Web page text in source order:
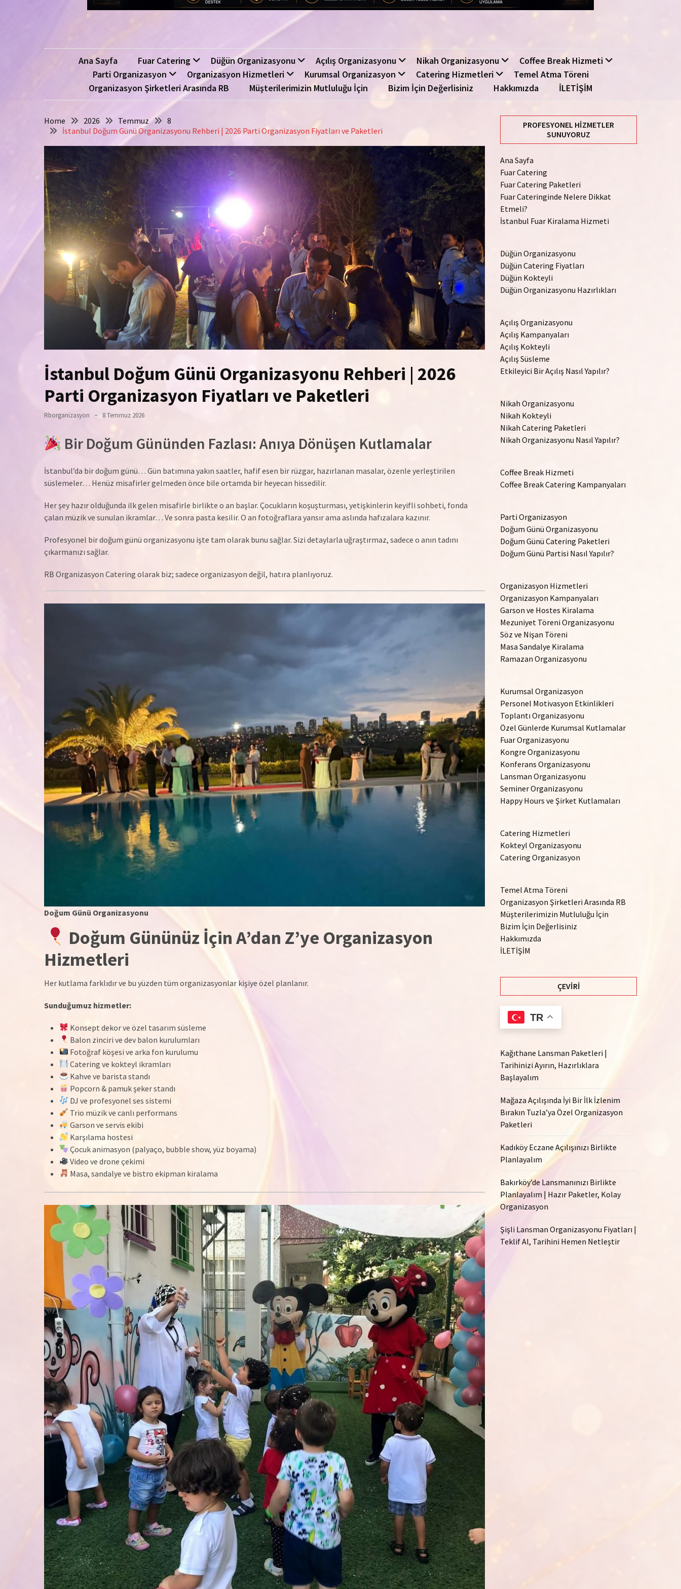
Ana Sayfa Fuar Catering Düğün Organizasyonu Açılış Organizasyonu Nikah Organizasyonu
Coffee Break Hizmeti
Parti Organizasyon
Organizasyon Hizmetleri Kurumsal Organizasyon Catering Hizmetleri
Temel Atma Töreni
Organizasyon Şirketleri Arasında RB
Müşterilerimizin Mutluluğu İçin Bizim İçin Değerlisiniz Hakkımızda İLETİŞİM
Home 2026 Temmuz
8
İstanbul Doğum Günü Organizasyonu Rehberi | 2026 Parti Organizasyon Fiyatları ve Paketleri
İstanbul Doğum Günü Organizasyonu Rehberi | 2026
Parti Organizasyon Fiyatları ve Paketleri
Rborganizasyon 8 Temmuz 2026
Bir Doğum Gününden Fazlası: Anıya Dönüşen Kutlamalar
İstanbul’da bir doğum günü… Gün batımına yakın saatler, hafif esen bir rüzgar, hazırlanan masalar, özenle yerleştirilen
süslemeler… Henüz misafirler gelmeden önce bile ortamda bir heyecan hissedilir.
Her şey hazır olduğunda ilk gelen misafirle birlikte o an başlar. Çocukların koşuşturması, yetişkinlerin keyifli sohbeti, fonda
çalan müzik ve sunulan ikramlar… Ve sonra pasta kesilir. O an fotoğraflara yansır ama aslında hafızalara kazınır.
Profesyonel bir doğum günü organizasyonu işte tam olarak bunu sağlar. Sizi detaylarla uğraştırmaz, sadece o anın tadını
çıkarmanızı sağlar.
RB Organizasyon Catering olarak biz; sadece organizasyon değil, hatıra planlıyoruz.
Doğum Günü Organizasyonu
Doğum Gününüz İçin A’dan Z’ye Organizasyon
Hizmetleri
Her kutlama farklıdır ve bu yüzden tüm organizasyonlar kişiye özel planlanır.
Sunduğumuz hizmetler:
Konsept dekor ve özel tasarım süsleme
Balon zinciri ve dev balon kurulumları
Fotoğraf köşesi ve arka fon kurulumu
Catering ve kokteyl ikramları
Kahve ve barista standı
Popcorn & pamuk şeker standı
DJ ve profesyonel ses sistemi
Trio müzik ve canlı performans
Garson ve servis ekibi
Karşılama hostesi
Çocuk animasyon (palyaço, bubble show, yüz boyama)
Video ve drone çekimi
Masa, sandalye ve bistro ekipman kiralama
PROFESYONEL HIZMETLER
SUNUYORUZ
Ana Sayfa
Fuar Catering
Fuar Catering Paketleri
Fuar Cateringinde Nelere Dikkat
Etmeli?
İstanbul Fuar Kiralama Hizmeti
Düğün Organizasyonu
Düğün Catering Fiyatları
Düğün Kokteyli
Düğün Organizasyonu Hazırlıkları
Açılış Organizasyonu
Açılış Kampanyaları
Açılış Kokteyli
Açılış Süsleme
Etkileyici Bir Açılış Nasıl Yapılır?
Nikah Organizasyonu
Nikah Kokteyli
Nikah Catering Paketleri
Nikah Organizasyonu Nasıl Yapılır?
Coffee Break Hizmeti
Coffee Break Catering Kampanyaları
Parti Organizasyon
Doğum Günü Organizasyonu
Doğum Günü Catering Paketleri
Doğum Günü Partisi Nasıl Yapılır?
Organizasyon Hizmetleri
Organizasyon Kampanyaları
Garson ve Hostes Kiralama
Mezuniyet Töreni Organizasyonu
Söz ve Nişan Töreni
Masa Sandalye Kiralama
Ramazan Organizasyonu
Kurumsal Organizasyon
Personel Motivasyon Etkinlikleri
Toplantı Organizasyonu
Özel Günlerde Kurumsal Kutlamalar
Fuar Organizasyonu
Kongre Organizasyonu
Konferans Organizasyonu
Lansman Organizasyonu
Seminer Organizasyonu
Happy Hours ve Şirket Kutlamaları
Catering Hizmetleri
Kokteyl Organizasyonu
Catering Organizasyon
Temel Atma Töreni
Organizasyon Şirketleri Arasında RB
Müşterilerimizin Mutluluğu İçin
Bizim İçin Değerlisiniz
Hakkımızda
İLETİŞİM
ÇEVIRI
TR
Kağıthane Lansman Paketleri |
Tarihinizi Ayırın, Hazırlıklara
Başlayalım
Mağaza Açılışında İyi Bir İlk İzlenim
Bırakın Tuzla’ya Özel Organizasyon
Paketleri
Kadıköy Eczane Açılışınızı Birlikte
Planlayalım
Bakırköy’de Lansmanınızı Birlikte
Planlayalım | Hazır Paketler, Kolay
Organizasyon
Şişli Lansman Organizasyonu Fiyatları |
Teklif Al, Tarihini Hemen Netleştir